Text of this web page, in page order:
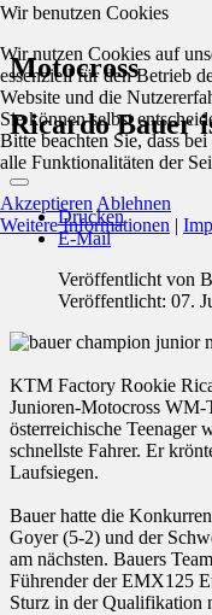
Motocross
Ricardo Bauer
Drucken
E-Mail
Veröffentlicht von
Veröffentlicht: 07.
KTM Factory Rookie
Junioren-Motocross
österreichische Teenager
schnellste Fahrer. Er
Laufsiegen.
Bauer hatte die
Goyer (5-2) und der
am nächsten. Bauers
Führender der EMX125
Sturz in der Qualifikation
Wir benutzen Cookies
Wir nutzen Cookies auf
essenziell für den Betrieb
Website und die
Sie können selbst
Bitte beachten Sie, dass
alle Funktionalitäten der
Akzeptieren Ablehnen
Weitere Informationen |